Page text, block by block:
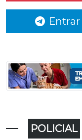
POLICIAL